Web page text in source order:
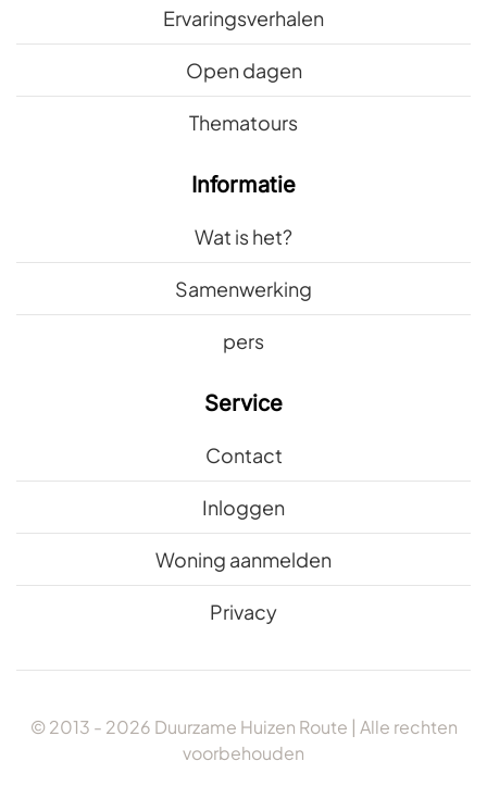
Ervaringsverhalen
Open dagen
Thematours
Informatie
Wat is het?
Samenwerking
pers
Service
Contact
Inloggen
Woning aanmelden
Privacy
© 2013 - 2026 Duurzame Huizen Route | Alle rechten
voorbehouden